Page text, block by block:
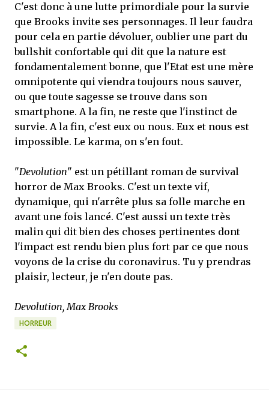
C'est donc à une lutte primordiale pour la survie
que Brooks invite ses personnages. Il leur faudra
pour cela en partie dévoluer, oublier une part du
bullshit confortable qui dit que la nature est
fondamentalement bonne, que l'Etat est une mère
omnipotente qui viendra toujours nous sauver,
ou que toute sagesse se trouve dans son
smartphone. A la fin, ne reste que l'instinct de
survie. A la fin, c'est eux ou nous. Eux et nous est
impossible. Le karma, on s'en fout.
"Devolution" est un pétillant roman de survival
horror de Max Brooks. C'est un texte vif,
dynamique, qui n'arrête plus sa folle marche en
avant une fois lancé. C'est aussi un texte très
malin qui dit bien des choses pertinentes dont
l'impact est rendu bien plus fort par ce que nous
voyons de la crise du coronavirus. Tu y prendras
plaisir, lecteur, je n'en doute pas.
Devolution, Max Brooks
HORREUR